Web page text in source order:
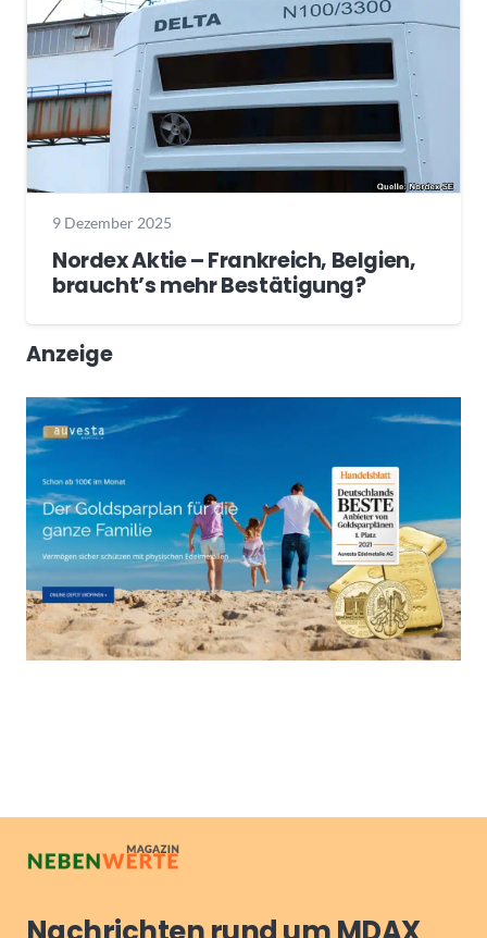
9 Dezember 2025
Nordex Aktie – Frankreich, Belgien,
braucht’s mehr Bestätigung?
Anzeige